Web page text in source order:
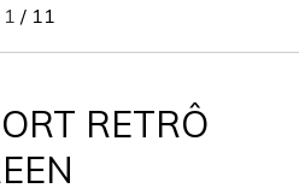
1 / 11
RETRÔ